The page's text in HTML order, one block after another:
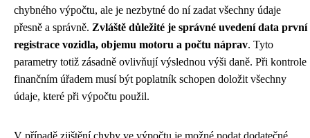
chybného výpočtu, ale je nezbytné do ní zadat všechny údaje
přesně a správně. Zvláště důležité je správné uvedení data první
registrace vozidla, objemu motoru a počtu náprav. Tyto
parametry totiž zásadně ovlivňují výslednou výši daně. Při kontrole
finančním úřadem musí být poplatník schopen doložit všechny
údaje, které při výpočtu použil.
V případě zjištění chyby ve výpočtu je možné podat dodatečné